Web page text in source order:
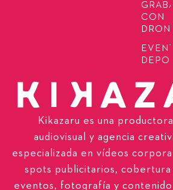
CON
Kikazaru es una productora
audiovisual y agencia
especializada en vídeos
spots publicitarios, cobertura
eventos, fotografía y contenido